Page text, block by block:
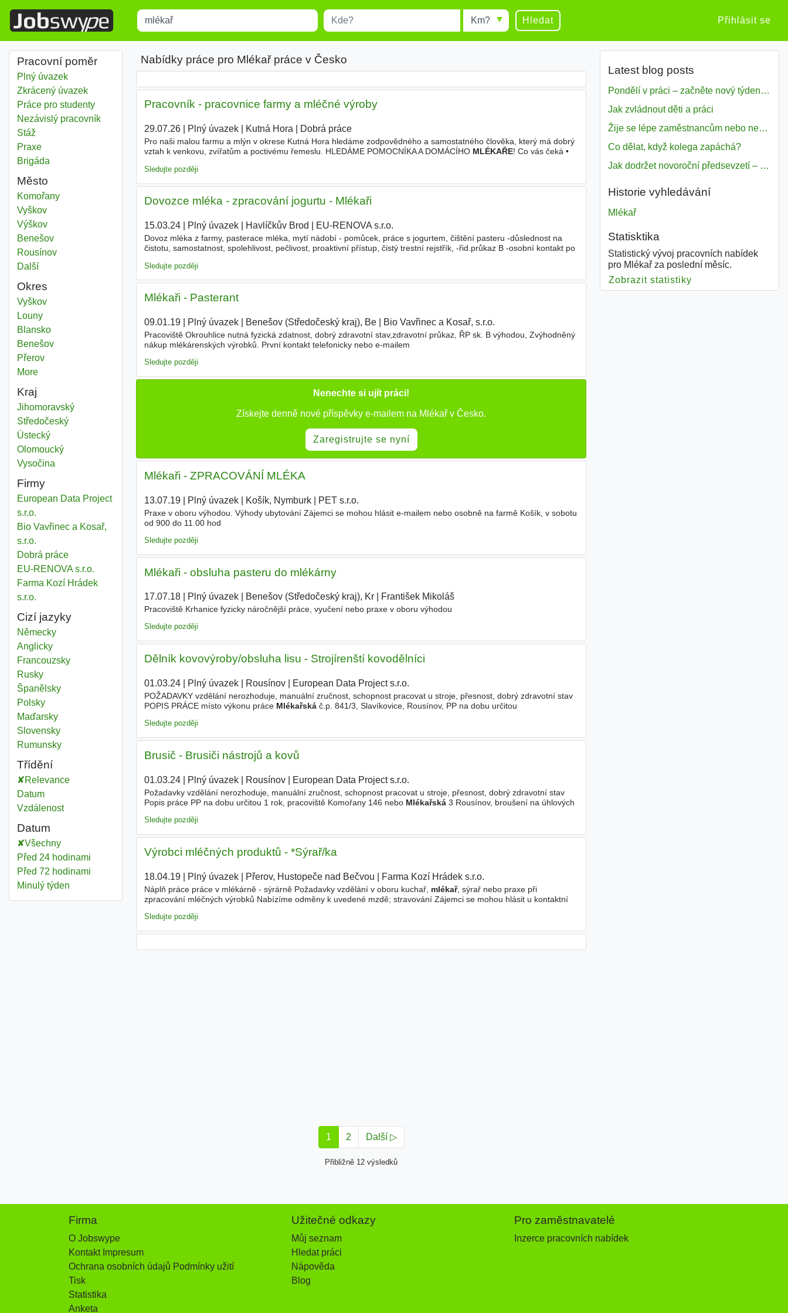
Title Místo Radius Hledat Přihlásit se
Pracovní poměr
Plný úvazek
Zkrácený úvazek
Práce pro studenty
Nezávislý pracovník
Stáž
Praxe
Brigáda
Město
Mlékař
Komořany
Mlékař
Vyškov
Mlékař
Výškov
Mlékař
Benešov
Mlékař
Rousínov
Dalšíměsta
Okres
Mlékař
VyškovOkres
Mlékař
LounyOkres
Mlékař
BlanskoOkres
Mlékař
BenešovOkres
Mlékař
PřerovOkres
Moredistricts
Kraj
Mlékař
JihomoravskýKraj
Mlékař
StředočeskýKraj
Mlékař
ÚsteckýKraj
Mlékař
OlomouckýKraj
Mlékař
Vysočina
Firmy
European Data Project
s.r.o.
Bio Vavřinec a Kosař,
s.r.o.
Dobrá práce
EU-RENOVA s.r.o.
Farma Kozí Hrádek
s.r.o.
Cizí jazyky
Německy
Anglicky
Francouzsky
Rusky
Španělsky
Polsky
Maďarsky
Slovensky
Rumunsky
Třídění
Relevance
Datum
Vzdálenost
Datum
Všechny
Před 24 hodinami
Před 72 hodinami
Minulý týden
Nabídky práce pro Mlékař práce v Česko
Pracovník - pracovnice farmy a mléčné výroby
29.07.26| Plný úvazek| Kutná Hora Dobrá práce
Pro naši malou farmu a mlýn v okrese Kutná Hora hledáme zodpovědného a samostatného člověka, který má dobrý
vztah k venkovu, zvířatům a poctivému řemeslu. HLEDÁME POMOCNÍKA A DOMÁCÍHO MLÉKAŘE! Co vás čeká •
Sledujte později
Dovozce mléka - zpracování jogurtu - Mlékaři
15.03.24| Plný úvazek| Havlíčkův Brod EU-RENOVA s.r.o.
Dovoz mléka z farmy, pasterace mléka, mytí nádobí - pomůcek, práce s jogurtem, čištění pasteru -důslednost na
čistotu, samostatnost, spolehlivost, pečlivost, proaktivní přístup, čistý trestní rejstřík, -řid.průkaz B -osobní kontakt po
Sledujte později
Mlékaři - Pasterant
09.01.19| Plný úvazek| Benešov (Středočeský kraj), Be| Bio Vavřinec a Kosař, s.r.o.
Pracoviště Okrouhlice nutná fyzická zdatnost, dobrý zdravotní stav,zdravotní průkaz, ŘP sk. B výhodou, Zvýhodněný
nákup mlékárenských výrobků. První kontakt telefonicky nebo e-mailem
Sledujte později
Nenechte si ujít práci!
Získejte denně nové příspěvky e-mailem na Mlékař v Česko.
Zaregistrujte se nyní
Mlékaři - ZPRACOVÁNÍ MLÉKA
13.07.19| Plný úvazek| Košík, Nymburk| PET s.r.o.
Praxe v oboru výhodou. Výhody ubytování Zájemci se mohou hlásit e-mailem nebo osobně na farmě Košík, v sobotu
od 900 do 11.00 hod
Sledujte později
Mlékaři - obsluha pasteru do mlékárny
17.07.18| Plný úvazek| Benešov (Středočeský kraj), Kr| František Mikoláš|
Pracoviště Krhanice fyzicky náročnější práce, vyučení nebo praxe v oboru výhodou
Sledujte později
Dělník kovovýroby/obsluha lisu - Strojírenští kovodělníci
01.03.24| Plný úvazek| Rousínov| European Data Project s.r.o.
POŽADAVKY vzdělání nerozhoduje, manuální zručnost, schopnost pracovat u stroje, přesnost, dobrý zdravotní stav
POPIS PRÁCE místo výkonu práce Mlékařskáč.p. 841/3, Slavíkovice, Rousínov, PP na dobu určitou
Sledujte později
Brusič - Brusiči nástrojů a kovů
01.03.24| Plný úvazek| Rousínov| European Data Project s.r.o.
Požadavky vzdělání nerozhoduje, manuální zručnost, schopnost pracovat u stroje, přesnost, dobrý zdravotní stav
Popis práce PP na dobu určitou 1 rok, pracoviště Komořany 146 nebo Mlékařská3 Rousínov, broušení na úhlových
Sledujte později
Výrobci mléčných produktů - *Sýrař/ka
18.04.19| Plný úvazek| Přerov, Hustopeče nad Bečvou Farma Kozí Hrádek s.r.o.
Náplň práce práce v mlékárně - sýrárně Požadavky vzdělání v oboru kuchař, mlékař, sýrař nebo praxe při
zpracování mléčných výrobků Nabízíme odměny k uvedené mzdě; stravování Zájemci se mohou hlásit u kontaktní
Sledujte později
1 2 Další ▷
Přibližně 12 výsledků
Latest blog posts
Pondělí v práci – začněte nový týden s motivací
Jak zvládnout děti a práci
Žije se lépe zaměstnancům nebo nezavislým pracovníkům
Co dělat, když kolega zapáchá?
Jak dodržet novoroční předsevzetí – naše tipy pro dobrý začátek roku 2018
Historie vyhledávání
Mlékař
Statisktika
Statistický vývoj pracovních nabídek
pro Mlékař za poslední měsíc.
Zobrazit statistiky
Firma
O Jobswype
Kontakt Impresum
Ochrana osobních údajů Podmínky užití
Tisk
Statistika
Anketa
Užitečné odkazy
Můj seznam
Hledat práci
Nápověda
Blog
Pro zaměstnavatelé
Inzerce pracovních nabídek